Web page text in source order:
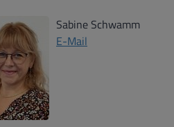
Sabine Schwamm
E-Mail